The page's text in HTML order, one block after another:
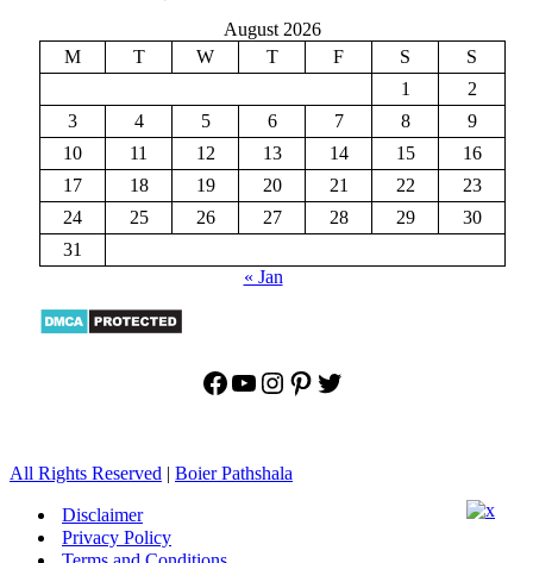
August 2026
M
T W T F S
S
1
2
3
4 5 6 7 8
9
10
11 12 13 14 15
16
17
18 19 20 21 22
23
24
25 26 27 28 29
30
31
« Jan
Facebook
YouTube
Instagram
Pinterest
Twitter
All Rights Reserved | Boier Pathshala
Disclaimer
Privacy Policy